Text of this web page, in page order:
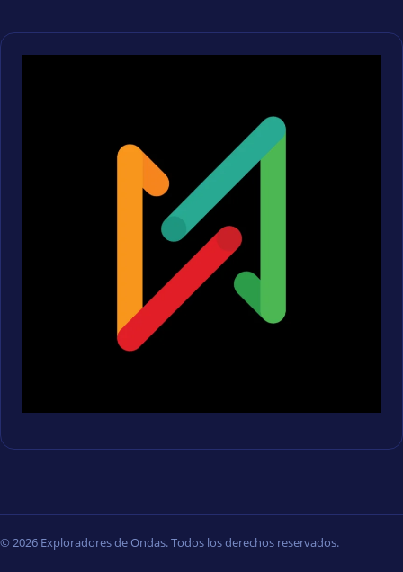
© 2026 Exploradores de Ondas. Todos los derechos reservados.